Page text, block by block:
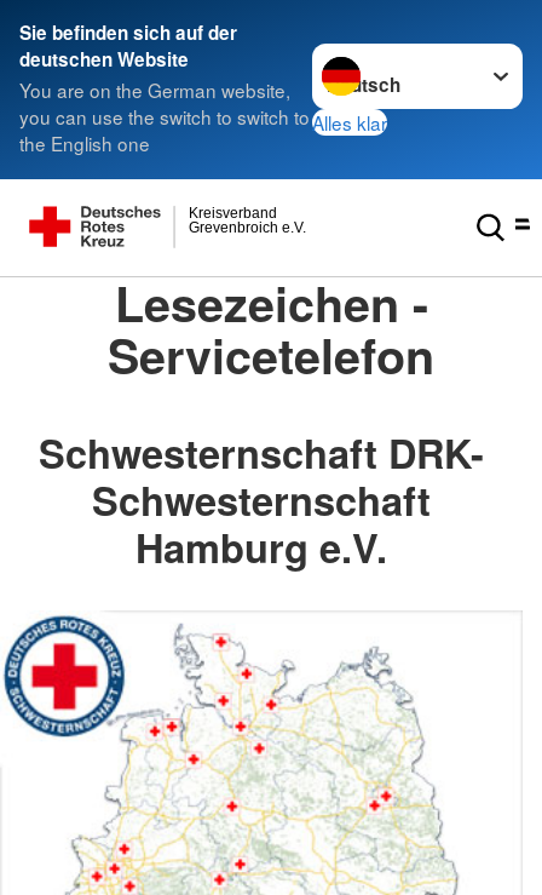
Sie befinden sich auf der
deutschen Website
You are on the German website,
you can use the switch to switch to
the English one
Sprache wechseln zu
Alles klar
Grevenbroich e.V.
Kreisverband
Lesezeichen -
Servicetelefon
Schwesternschaft DRK-
Schwesternschaft
Hamburg e.V.